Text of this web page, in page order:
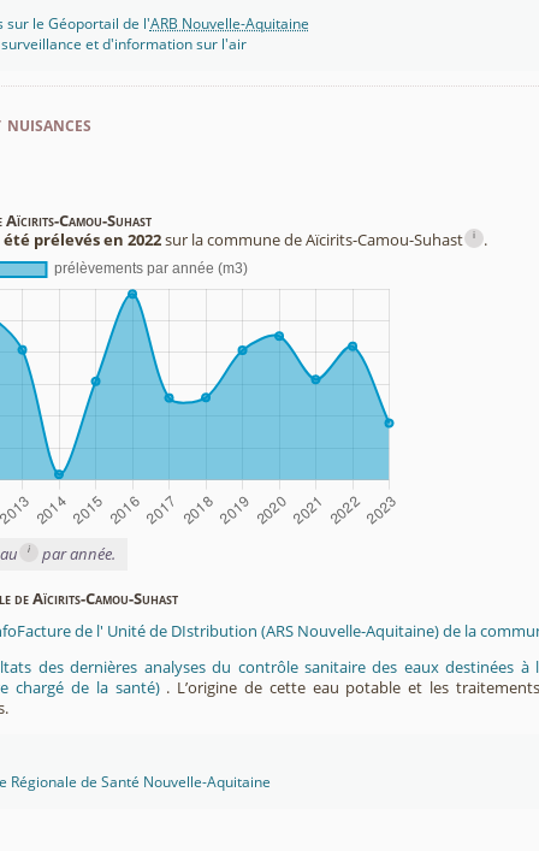
sur le Géoportail de l'ARB Nouvelle-Aquitaine
surveillance et d'information sur l'air
Aïcirits-Camou-Suhast
prélevés en 2022sur la commune de Aïcirits-Camou-Suhast i .
i par année.
de Aïcirits-Camou-Suhast
de l' Unité de DIstribution (ARS Nouvelle-Aquitaine) de la
des dernières analyses du contrôle sanitaire des eaux destinées
chargé de la santé) . L’origine de cette eau potable et les
Régionale de Santé Nouvelle-Aquitaine